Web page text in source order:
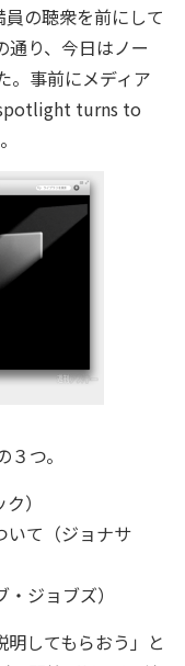
の聴衆を前にして
通り、今日はノー
。事前にメディア
turns to
つ。
）
いて（ジョナサ
ジョブズ）
してもらおう」と